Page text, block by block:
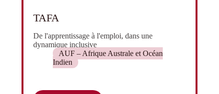
TAFA
De l'apprentissage à l'emploi, dans une
dynamique inclusive
AUF – Afrique Australe et Océan
Indien